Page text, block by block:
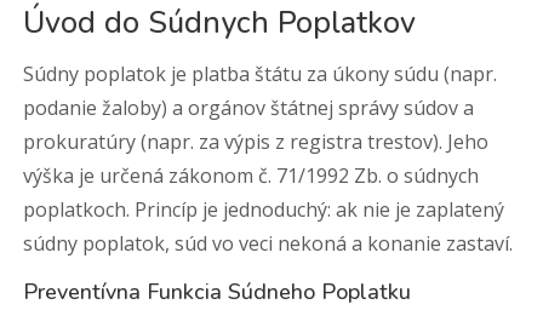
Úvod do Súdnych Poplatkov
Súdny poplatok je platba štátu za úkony súdu (napr.
podanie žaloby) a orgánov štátnej správy súdov a
prokuratúry (napr. za výpis z registra trestov). Jeho
výška je určená zákonom č. 71/1992 Zb. o súdnych
poplatkoch. Princíp je jednoduchý: ak nie je zaplatený
súdny poplatok, súd vo veci nekoná a konanie zastaví.
Preventívna Funkcia Súdneho Poplatku